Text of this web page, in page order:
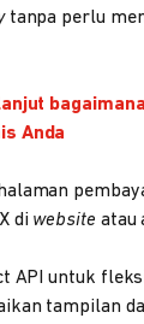
tanpa perlu
bagaimana
Anda
di website atau
API untuk
tampilan